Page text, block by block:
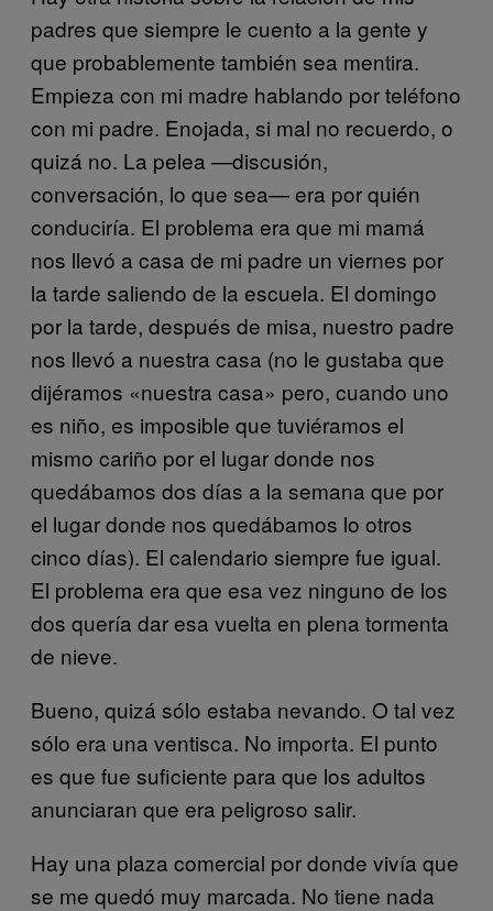
padres que siempre le cuento a la gente y
que probablemente también sea mentira.
Empieza con mi madre hablando por teléfono
con mi padre. Enojada, si mal no recuerdo, o
quizá no. La pelea —discusión,
conversación, lo que sea— era por quién
conduciría. El problema era que mi mamá
nos llevó a casa de mi padre un viernes por
la tarde saliendo de la escuela. El domingo
por la tarde, después de misa, nuestro padre
nos llevó a nuestra casa (no le gustaba que
dijéramos «nuestra casa» pero, cuando uno
es niño, es imposible que tuviéramos el
mismo cariño por el lugar donde nos
quedábamos dos días a la semana que por
el lugar donde nos quedábamos lo otros
cinco días). El calendario siempre fue igual.
El problema era que esa vez ninguno de los
dos quería dar esa vuelta en plena tormenta
de nieve.
Bueno, quizá sólo estaba nevando. O tal vez
sólo era una ventisca. No importa. El punto
es que fue suficiente para que los adultos
anunciaran que era peligroso salir.
Hay una plaza comercial por donde vivía que
se me quedó muy marcada. No tiene nada